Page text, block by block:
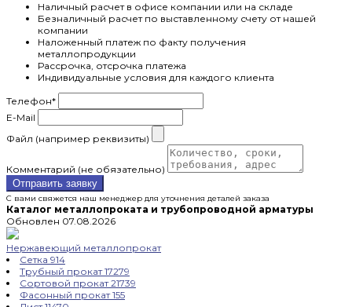
Наличный расчет в офисе компании или на складе
Безналичный расчет по выставленному счету от нашей
компании
Наложенный платеж по факту получения
металлопродукции
Рассрочка, отсрочка платежа
Индивидуальные условия для каждого клиента
Телефон*
E-Mail
Файл (например реквизиты)
Комментарий (не обязательно)
Отправить заявку
С вами свяжется наш менеджер для уточнения деталей заказа
Каталог металлопроката и трубопроводной арматуры
Обновлен 07.08.2026
Нержавеющий металлопрокат
Сетка 914
Трубный прокат17279
Сортовой прокат21739
Фасонный прокат155